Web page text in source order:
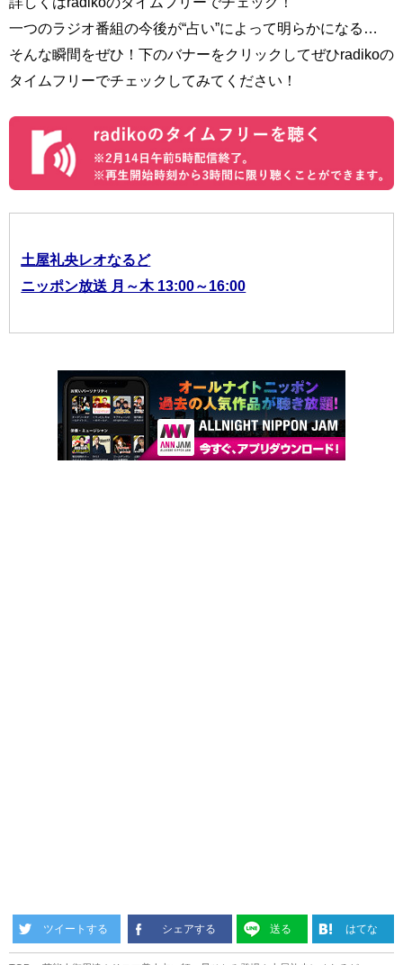
一つのラジオ番組の今後が“占い”によって明らかになる…
そんな瞬間をぜひ！下のバナーをクリックしてぜひradikoの
タイムフリーでチェックしてみてください！
土屋礼央レオなるど
ニッポン放送 月～木 13:00～16:00
ツイートする シェアする 送る はてな